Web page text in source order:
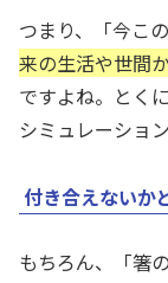
つまり、「今こ
来の生活や世間
ですよね。とく
シミュレーショ
付き合えないか
もちろん、「箸